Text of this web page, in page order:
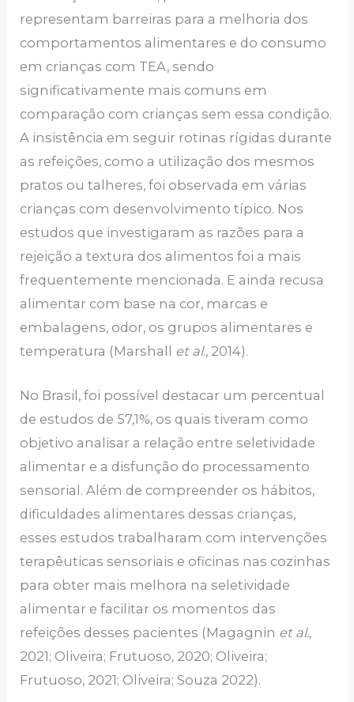
representam barreiras para a melhoria dos
comportamentos alimentares e do consumo
em crianças com TEA, sendo
significativamente mais comuns em
comparação com crianças sem essa condição.
A insistência em seguir rotinas rígidas durante
as refeições, como a utilização dos mesmos
pratos ou talheres, foi observada em várias
crianças com desenvolvimento típico. Nos
estudos que investigaram as razões para a
rejeição a textura dos alimentos foi a mais
frequentemente mencionada. E ainda recusa
alimentar com base na cor, marcas e
embalagens, odor, os grupos alimentares e
temperatura (Marshall et al., 2014).
No Brasil, foi possível destacar um percentual
de estudos de 57,1%, os quais tiveram como
objetivo analisar a relação entre seletividade
alimentar e a disfunção do processamento
sensorial. Além de compreender os hábitos,
dificuldades alimentares dessas crianças,
esses estudos trabalharam com intervenções
terapêuticas sensoriais e oficinas nas cozinhas
para obter mais melhora na seletividade
alimentar e facilitar os momentos das
refeições desses pacientes (Magagnin et al.,
2021; Oliveira; Frutuoso, 2020; Oliveira;
Frutuoso, 2021; Oliveira; Souza 2022).